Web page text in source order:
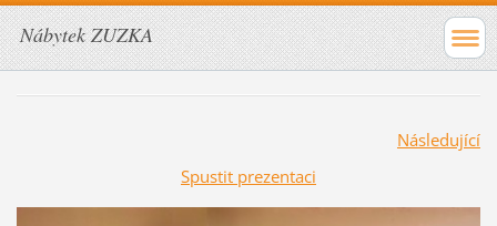
Nábytek ZUZKA
Následující
Spustit prezentaci